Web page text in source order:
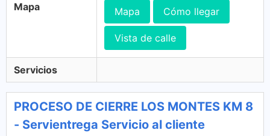
Mapa Mapa Cómo llegar
Vista de calle
Servicios
PROCESO DE CIERRE LOS MONTES KM 8
- Servientrega Servicio al cliente